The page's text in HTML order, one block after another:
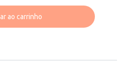
ao carrinho